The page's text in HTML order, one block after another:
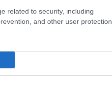
related to security, including
and other user protection.